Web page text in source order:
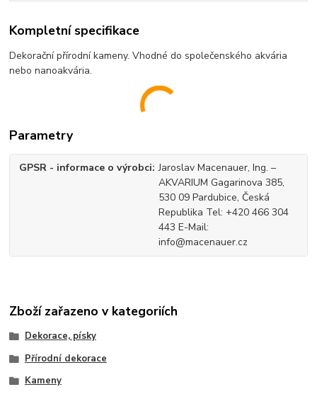
Kompletní specifikace
Dekorační přírodní kameny. Vhodné do společenského akvária
nebo nanoakvária.
Parametry
GPSR - informace o výrobci Jaroslav Macenauer, Ing. –
AKVARIUM Gagarinova 385,
530 09 Pardubice, Česká
Republika Tel: +420 466 304
443 E-Mail:
info@macenauer.cz
Zboží zařazeno v kategoriích
Dekorace, písky
Přírodní dekorace
Kameny